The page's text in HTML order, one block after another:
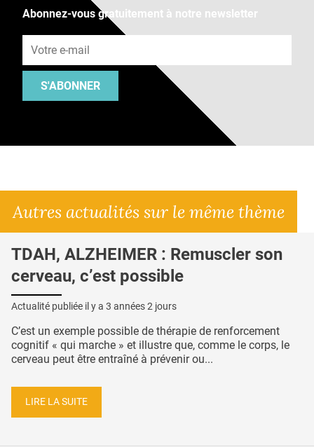
Abonnez-vous gratuitement à notre newsletter
S'ABONNER
Autres actualités sur le même thème
TDAH, ALZHEIMER : Remuscler son
cerveau, c’est possible
Actualité publiée il y a 3 années 2 jours
C’est un exemple possible de thérapie de renforcement
cognitif « qui marche » et illustre que, comme le corps, le
cerveau peut être entraîné à prévenir ou...
LIRE LA SUITE